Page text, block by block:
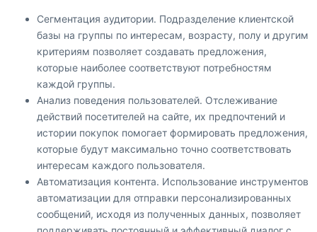
Сегментация аудитории. Подразделение клиентской
базы на группы по интересам, возрасту, полу и другим
критериям позволяет создавать предложения,
которые наиболее соответствуют потребностям
каждой группы.
Анализ поведения пользователей. Отслеживание
действий посетителей на сайте, их предпочтений и
истории покупок помогает формировать предложения,
которые будут максимально точно соответствовать
интересам каждого пользователя.
Автоматизация контента. Использование инструментов
автоматизации для отправки персонализированных
сообщений, исходя из полученных данных, позволяет